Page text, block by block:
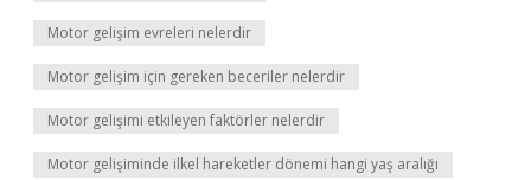
Motor gelişim evreleri nelerdir
Motor gelişim için gereken beceriler nelerdir
Motor gelişimi etkileyen faktörler nelerdir
Motor gelişiminde ilkel hareketler dönemi hangi yaş aralığı